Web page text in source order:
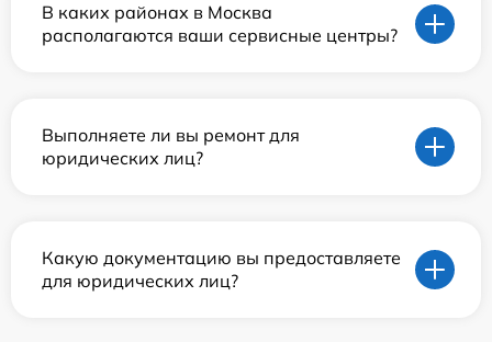
В каких районах в Москва
располагаются ваши сервисные центры?
Выполняете ли вы ремонт для
юридических лиц?
Какую документацию вы предоставляете
для юридических лиц?